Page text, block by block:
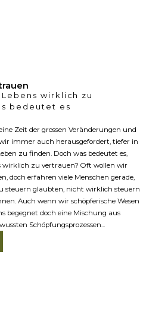
wirklich zu
bedeutet es
Zeit der grossen Veränderungen und
immer auch herausgefordert, tiefer in
zu finden. Doch was bedeutet es,
wirklich zu vertrauen? Oft wollen wir
doch erfahren viele Menschen gerade,
steuern glaubten, nicht wirklich steuern
Auch wenn wir schöpferische Wesen
begegnet doch eine Mischung aus
Schöpfungsprozessen...